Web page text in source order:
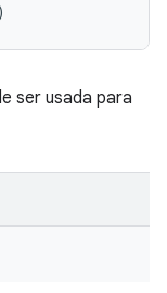
ser usada para